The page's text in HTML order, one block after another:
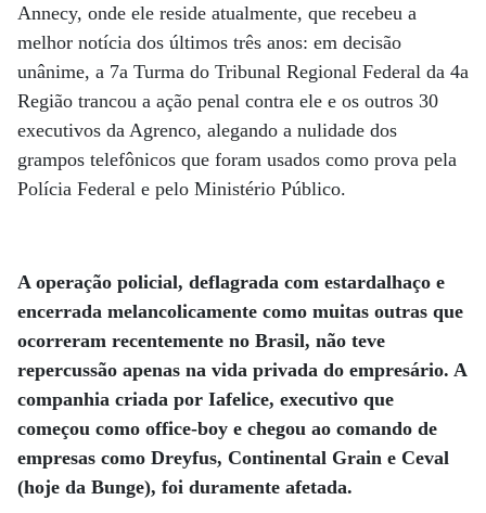
Annecy, onde ele reside atualmente, que recebeu a
melhor notícia dos últimos três anos: em decisão
unânime, a 7a Turma do Tribunal Regional Federal da 4a
Região trancou a ação penal contra ele e os outros 30
executivos da Agrenco, alegando a nulidade dos
grampos telefônicos que foram usados como prova pela
Polícia Federal e pelo Ministério Público.
A operação policial, deflagrada com estardalhaço e
encerrada melancolicamente como muitas outras que
ocorreram recentemente no Brasil, não teve
repercussão apenas na vida privada do empresário. A
companhia criada por Iafelice, executivo que
começou como office-boy e chegou ao comando de
empresas como Dreyfus, Continental Grain e Ceval
(hoje da Bunge), foi duramente afetada.